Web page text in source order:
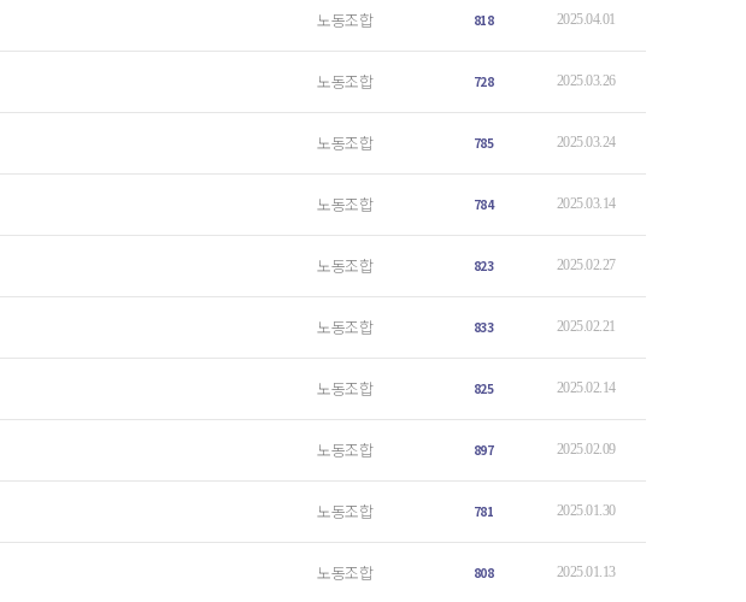
노동조합 818 2025.04.01
노동조합 728 2025.03.26
노동조합 785 2025.03.24
노동조합 784 2025.03.14
노동조합 823 2025.02.27
노동조합 833 2025.02.21
노동조합 825 2025.02.14
노동조합 897 2025.02.09
노동조합 781 2025.01.30
노동조합 808 2025.01.13